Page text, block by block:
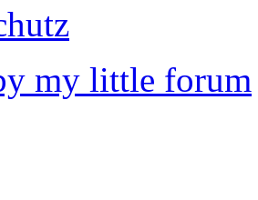
my little forum